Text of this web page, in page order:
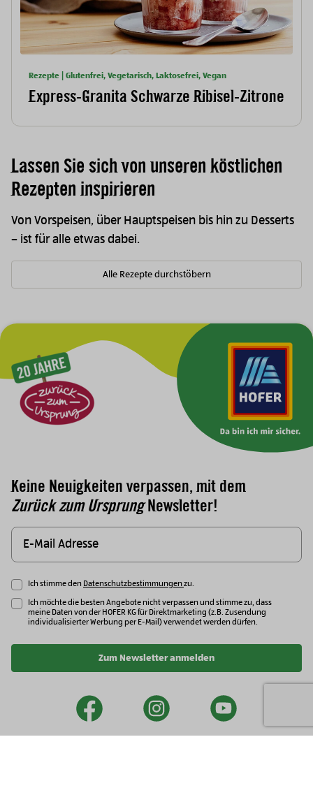
Rezepte | Glutenfrei, Vegetarisch, Laktosefrei, Vegan
Express-Granita Schwarze Ribisel-Zitrone
Lassen Sie sich von unseren köstlichen
Rezepten inspirieren
Von Vorspeisen, über Hauptspeisen bis hin zu Desserts
– ist für alle etwas dabei.
Alle Rezepte durchstöbern
Zur Hauptnavigation
Keine Neuigkeiten verpassen, mit dem
Zurück zum UrsprungNewsletter!
Ich stimme den Datenschutzbestimmungenzu.
Ich möchte die besten Angebote nicht verpassen und stimme zu, dass
meine Daten von der HOFER KG für Direktmarketing (z.B. Zusendung
individualisierter Werbung per E-Mail) verwendet werden dürfen.
Zum Newsletter anmelden
facebookinstagram